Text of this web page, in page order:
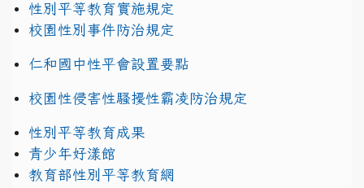
性別平等教育實施規定
校園性別事件防治規定
仁和國中性平會設置要點
校園性侵害性騷擾性霸凌防治規定
性別平等教育成果
青少年好漾館
教育部性別平等教育網